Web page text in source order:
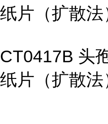
纸片（扩散
CT0417B 头
纸片（扩散